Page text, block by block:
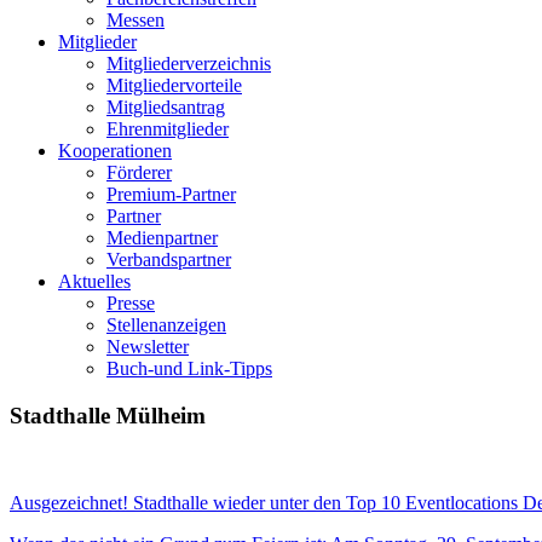
Messen
Mitglieder
Mitgliederverzeichnis
Mitgliedervorteile
Mitgliedsantrag
Ehrenmitglieder
Kooperationen
Förderer
Premium-Partner
Partner
Medienpartner
Verbandspartner
Aktuelles
Presse
Stellenanzeigen
Newsletter
Buch-und Link-Tipps
Stadthalle Mülheim
Ausgezeichnet! Stadthalle wieder unter den Top 10 Eventlocations